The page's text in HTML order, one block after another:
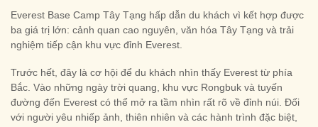
Everest Base Camp Tây Tạng hấp dẫn du khách vì kết hợp được
ba giá trị lớn: cảnh quan cao nguyên, văn hóa Tây Tạng và trải
nghiệm tiếp cận khu vực đỉnh Everest.
Trước hết, đây là cơ hội để du khách nhìn thấy Everest từ phía
Bắc. Vào những ngày trời quang, khu vực Rongbuk và tuyến
đường đến Everest có thể mở ra tầm nhìn rất rõ về đỉnh núi. Đối
với người yêu nhiếp ảnh, thiên nhiên và các hành trình đặc biệt,